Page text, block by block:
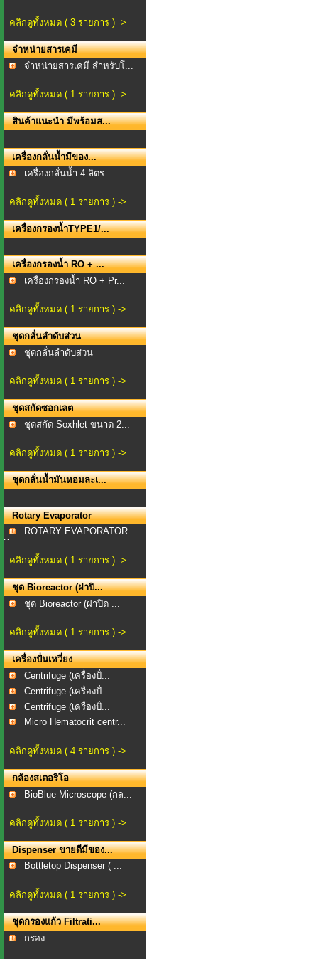
คลิกดูทั้งหมด ( 3 รายการ ) ->
จำหน่ายสารเคมี
จำหน่ายสารเคมี สำหรับโ...
คลิกดูทั้งหมด ( 1 รายการ ) ->
สินค้าแนะนำ มีพร้อมส...
เครื่องกลั่นน้ำมีของ...
เครื่องกลั่นน้ำ 4 ลิตร...
คลิกดูทั้งหมด ( 1 รายการ ) ->
เครื่องกรองน้ำTYPE1/...
เครื่องกรองน้ำ RO + ...
เครื่องกรองน้ำ RO + Pr...
คลิกดูทั้งหมด ( 1 รายการ ) ->
ชุดกลั่นลำดับส่วน
ชุดกลั่นลำดับส่วน
คลิกดูทั้งหมด ( 1 รายการ ) ->
ชุดสกัดซอกเลต
ชุดสกัด Soxhlet ขนาด 2...
คลิกดูทั้งหมด ( 1 รายการ ) ->
ชุดกลั่นน้ำมันหอมละเ...
Rotary Evaporator
ROTARY EVAPORATOR
Bra...
คลิกดูทั้งหมด ( 1 รายการ ) ->
ชุด Bioreactor (ฝาปิ...
ชุด Bioreactor (ฝาปิด ...
คลิกดูทั้งหมด ( 1 รายการ ) ->
เครื่องปั่นเหวี่ยง
Centrifuge (เครื่องปั่...
Centrifuge (เครื่องปั่...
Centrifuge (เครื่องปั่...
Micro Hematocrit centr...
คลิกดูทั้งหมด ( 4 รายการ ) ->
กล้องสเตอริโอ
BioBlue Microscope (กล...
คลิกดูทั้งหมด ( 1 รายการ ) ->
Dispenser ขายดีมีของ...
Bottletop Dispenser ( ...
คลิกดูทั้งหมด ( 1 รายการ ) ->
ชุดกรองแก้ว Filtrati...
กรอง